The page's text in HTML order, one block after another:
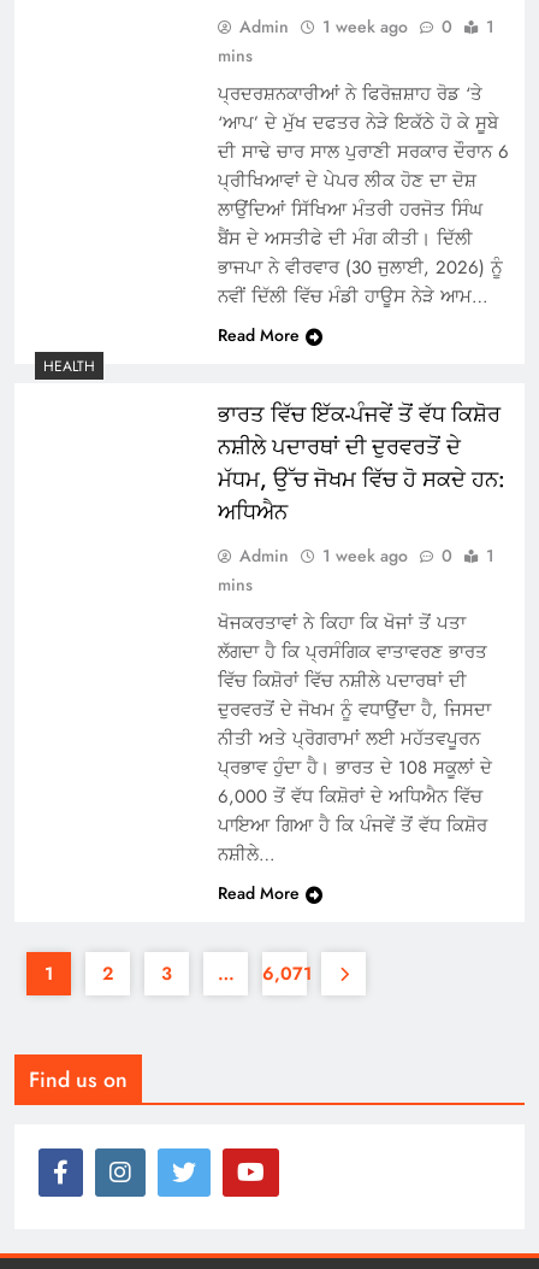
Admin 1 week ago 0
1
mins
ਪ੍ਰਦਰਸ਼ਨਕਾਰੀਆਂ ਨੇ ਫਿਰੋਜ਼ਸ਼ਾਹ ਰੋਡ ‘ਤੇ
‘ਆਪ’ ਦੇ ਮੁੱਖ ਦਫਤਰ ਨੇੜੇ ਇਕੱਠੇ ਹੋ ਕੇ ਸੂਬੇ
ਦੀ ਸਾਢੇ ਚਾਰ ਸਾਲ ਪੁਰਾਣੀ ਸਰਕਾਰ ਦੌਰਾਨ 6
ਪ੍ਰੀਖਿਆਵਾਂ ਦੇ ਪੇਪਰ ਲੀਕ ਹੋਣ ਦਾ ਦੋਸ਼
ਲਾਉਂਦਿਆਂ ਸਿੱਖਿਆ ਮੰਤਰੀ ਹਰਜੋਤ ਸਿੰਘ
ਬੈਂਸ ਦੇ ਅਸਤੀਫੇ ਦੀ ਮੰਗ ਕੀਤੀ। ਦਿੱਲੀ
ਭਾਜਪਾ ਨੇ ਵੀਰਵਾਰ (30 ਜੁਲਾਈ, 2026) ਨੂੰ
ਨਵੀਂ ਦਿੱਲੀ ਵਿੱਚ ਮੰਡੀ ਹਾਊਸ ਨੇੜੇ ਆਮ…
Read More
HEALTH
ਭਾਰਤ ਵਿੱਚ ਇੱਕ-ਪੰਜਵੇਂ ਤੋਂ ਵੱਧ ਕਿਸ਼ੋਰ
ਨਸ਼ੀਲੇ ਪਦਾਰਥਾਂ ਦੀ ਦੁਰਵਰਤੋਂ ਦੇ
ਮੱਧਮ, ਉੱਚ ਜੋਖਮ ਵਿੱਚ ਹੋ ਸਕਦੇ ਹਨ:
ਅਧਿਐਨ
Admin 1 week ago 0
1
mins
ਖੋਜਕਰਤਾਵਾਂ ਨੇ ਕਿਹਾ ਕਿ ਖੋਜਾਂ ਤੋਂ ਪਤਾ
ਲੱਗਦਾ ਹੈ ਕਿ ਪ੍ਰਸੰਗਿਕ ਵਾਤਾਵਰਣ ਭਾਰਤ
ਵਿੱਚ ਕਿਸ਼ੋਰਾਂ ਵਿੱਚ ਨਸ਼ੀਲੇ ਪਦਾਰਥਾਂ ਦੀ
ਦੁਰਵਰਤੋਂ ਦੇ ਜੋਖਮ ਨੂੰ ਵਧਾਉਂਦਾ ਹੈ, ਜਿਸਦਾ
ਨੀਤੀ ਅਤੇ ਪ੍ਰੋਗਰਾਮਾਂ ਲਈ ਮਹੱਤਵਪੂਰਨ
ਪ੍ਰਭਾਵ ਹੁੰਦਾ ਹੈ। ਭਾਰਤ ਦੇ 108 ਸਕੂਲਾਂ ਦੇ
6,000 ਤੋਂ ਵੱਧ ਕਿਸ਼ੋਰਾਂ ਦੇ ਅਧਿਐਨ ਵਿੱਚ
ਪਾਇਆ ਗਿਆ ਹੈ ਕਿ ਪੰਜਵੇਂ ਤੋਂ ਵੱਧ ਕਿਸ਼ੋਰ
ਨਸ਼ੀਲੇ…
Read More
1 2 3 … 6,071
Find us on